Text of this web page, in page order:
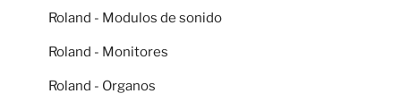
Roland - Modulos de sonido
Roland - Monitores
Roland - Organos